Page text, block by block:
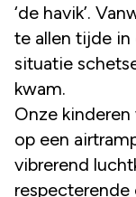
‘de havik’.
te allen tijde in
situatie
kwam.
Onze kinderen
op een
vibrerend